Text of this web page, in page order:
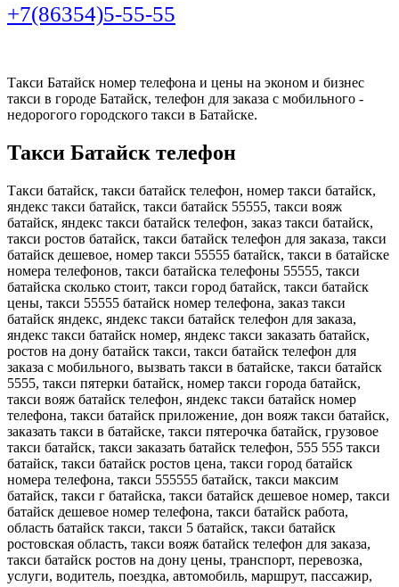
+7(86354)5-55-55
Такси Батайск номер телефона и цены на эконом и бизнес
такси в городе Батайск, телефон для заказа с мобильного -
недорогого городского такси в Батайске.
Такси Батайск телефон
Такси батайск, такси батайск телефон, номер такси батайск,
яндекс такси батайск, такси батайск 55555, такси вояж
батайск, яндекс такси батайск телефон, заказ такси батайск,
такси ростов батайск, такси батайск телефон для заказа, такси
батайск дешевое, номер такси 55555 батайск, такси в батайске
номера телефонов, такси батайска телефоны 55555, такси
батайска сколько стоит, такси город батайск, такси батайск
цены, такси 55555 батайск номер телефона, заказ такси
батайск яндекс, яндекс такси батайск телефон для заказа,
яндекс такси батайск номер, яндекс такси заказать батайск,
ростов на дону батайск такси, такси батайск телефон для
заказа с мобильного, вызвать такси в батайске, такси батайск
5555, такси пятерки батайск, номер такси города батайск,
такси вояж батайск телефон, яндекс такси батайск номер
телефона, такси батайск приложение, дон вояж такси батайск,
заказать такси в батайске, такси пятерочка батайск, грузовое
такси батайск, такси заказать батайск телефон, 555 555 такси
батайск, такси батайск ростов цена, такси город батайск
номера телефона, такси 555555 батайск, такси максим
батайск, такси г батайска, такси батайск дешевое номер, такси
батайск дешевое номер телефона, такси батайск работа,
область батайск такси, такси 5 батайск, такси батайск
ростовская область, такси вояж батайск телефон для заказа,
такси батайск ростов на дону цены, транспорт, перевозка,
услуги, водитель, поездка, автомобиль, маршрут, пассажир,